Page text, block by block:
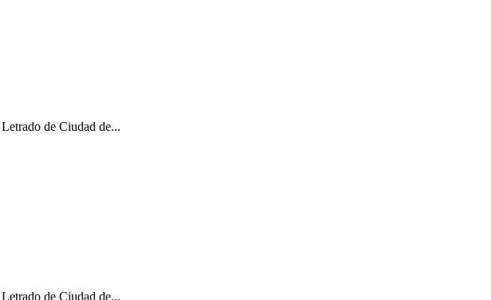
de Ciudad de...
de Ciudad de...